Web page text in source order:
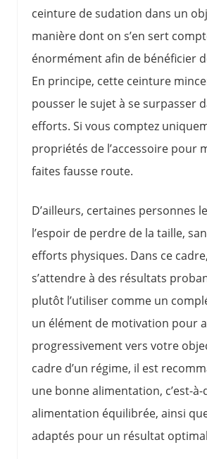
ceinture de sudation dans un
manière dont on s’en sert
énormément afin de bénéficier
En principe, cette ceinture
pousser le sujet à se surpasser
efforts. Si vous comptez
propriétés de l’accessoire pour
faites fausse route.
D’ailleurs, certaines personnes
l’espoir de perdre de la taille,
efforts physiques. Dans ce
s’attendre à des résultats
plutôt l’utiliser comme un
un élément de motivation pour
progressivement vers votre
cadre d’un régime, il est
une bonne alimentation, c’est-
alimentation équilibrée, ainsi
adaptés pour un résultat